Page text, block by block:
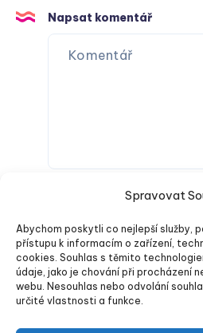
Spravovat
Abychom poskytli co nejlepší služby,
přístupu k informacím o zařízení,
cookies. Souhlas s těmito
údaje, jako je chování při procházení
webu. Nesouhlas nebo odvolání
určité vlastnosti a funkce.
Napsat komentář
Odeslat komentář